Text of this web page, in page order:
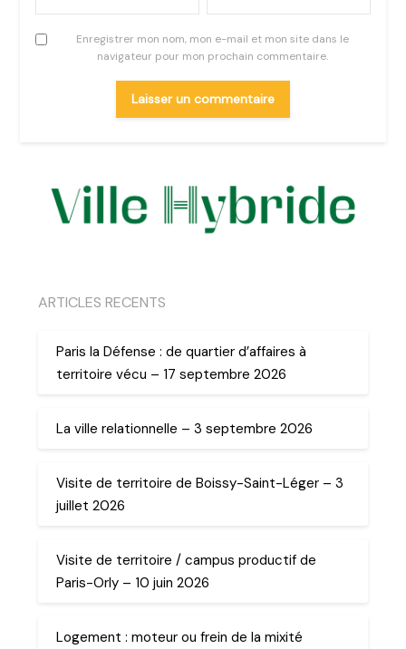
Enregistrer mon nom, mon e-mail et mon site dans le
navigateur pour mon prochain commentaire.
ARTICLES RECENTS
Paris la Défense : de quartier d’affaires à
territoire vécu – 17 septembre 2026
La ville relationnelle – 3 septembre 2026
Visite de territoire de Boissy-Saint-Léger – 3
juillet 2026
Visite de territoire / campus productif de
Paris-Orly – 10 juin 2026
Logement : moteur ou frein de la mixité